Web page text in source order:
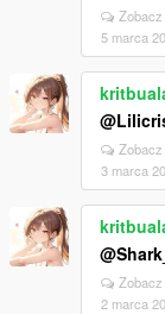
5 marca
3 marca
2 marca